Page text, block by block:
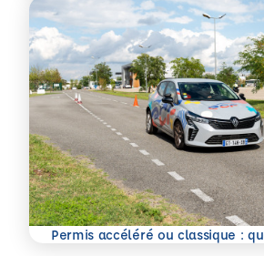
Permis accéléré ou classique :
En savoir plus